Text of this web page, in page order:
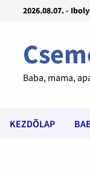
2026.08.07. -
Baba, mama,
KEZDÕLAP